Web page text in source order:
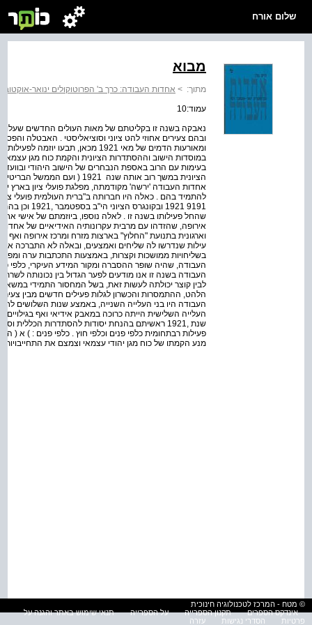
שלום אורח
מבוא
מתוך: > אחדות העבודה: כרך ב' הפרוטוקולים ינואר-אוקטובר
עמוד:10
נאבקה בשנה זו בקליטתם של מאות העולים החדשים שעלו
ובהם צעירים אחוזי להט ציוני וסוציאליסטי . האבטלה
ומאורעות הדמים של מאי 1921 מכאן,
במוסדות הישוב וההסתדרות הציונית והקמת כוח מגן
בעימות עם הרוב באספת הנבחרים של הישוב היהודי
הציונית במשך רוב אותה שנה
אחדות העבודה 'ירשה' מקודמתה, מפלגת פועלי ציון בארץ
להתמיד בהם . כאלה היו חברותה ב"ברית העולמית פועלי
9191­ 1921
שהחל פעילותו בשנה זו . לאלה נוספו, ביוזמתם של אישי
אירופה, שהזדהו עם מרבית עקרונותיה האידיאיים של
וארגונית בתנועת "החלוץ" בארצות מזרח ומרכז אירופה
עילות שנדרשו לה שליחים ואמצעים, ובאלה לא התברכה
בשליחויות ממושכות וקצרות, באמצעות התכתבות ערה
העבודה, שהיה שופר ההסברה ומקור המידע העיקרי, כלפי
העבודה בשנה זו אנו מודעים לפער הגדול בין נכונותה לשרת
לבין קוצר יכולתה לעשות זאת, בשל המחסור התמידי
הלהט, ההתמסרות והכשרון לגלות פעילים חדשים מבין
העבודה היו בני העלייה השנייה, באמצע שנות השלושים
העלייה השלישית הייתה כרוכה במאבק אידיאי ואף
שנת ,1921 ראשיתם בהנחת יסודות להסתדרות הכללית
פעילות רב­תחומית כלפי פנים וכלפי חוץ . כלפי פנים : ) א
מנע הקמתו של כוח מגן יהודי עצמאי וצמצם את
© מטח - המרכז לטכנולוגיה חינוכית
אינדקס הספרים
תקנון הספרייה על הספרייה
תנאי שימוש באתר והגנה על
פרטיות
הסדרי נגישות עזרה